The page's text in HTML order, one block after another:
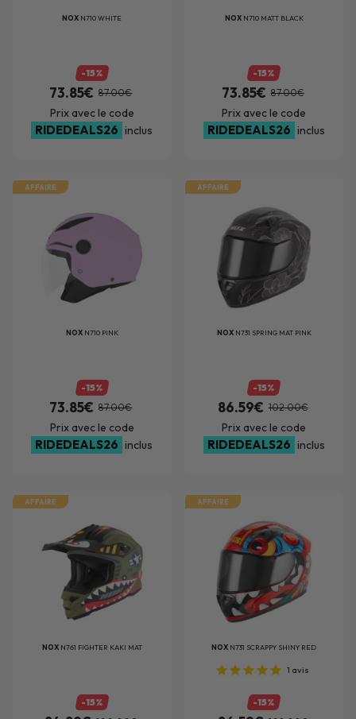
NOX N710 WHITE
-15%
73.85€ 87.00€
Prix avec le code
RIDEDEALS26 inclus
NOX N710 MATT BLACK
-15%
73.85€ 87.00€
Prix avec le code
RIDEDEALS26 inclus
AFFAIRE
NOX N710 PINK
-15%
73.85€ 87.00€
Prix avec le code
RIDEDEALS26 inclus
AFFAIRE
NOX N731 SPRING MAT PINK
-15%
86.59€ 102.00€
Prix avec le code
RIDEDEALS26 inclus
AFFAIRE
NOX N761 FIGHTER KAKI MAT
-15%
AFFAIRE
NOX N731 SCRAPPY SHINY RED
1 avis
-15%